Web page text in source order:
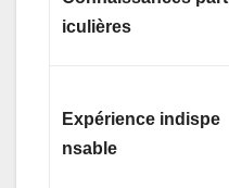
iculières
Expérience indispe
nsable